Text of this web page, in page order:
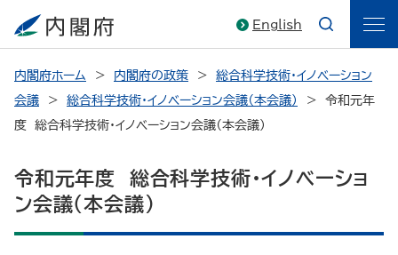
English
内閣府ホーム 内閣府の政策
総合科学技術・イノベーション
会議
総合科学技術・イノベーション会議（本会議）
令和元年
度 総合科学技術・イノベーション会議（本会議）
令和元年度 総合科学技術・イノベーショ
ン会議（本会議）